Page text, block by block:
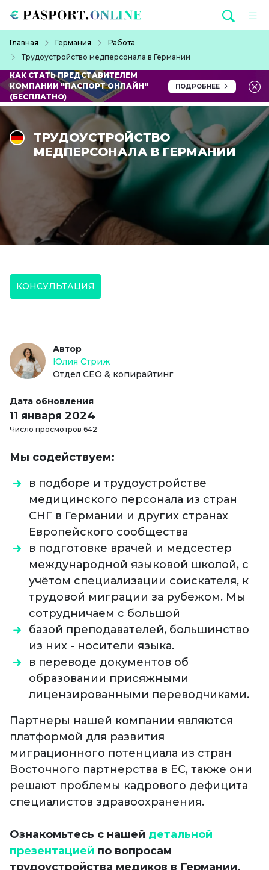
Главная Германия
Работа
Трудоустройство медперсонала в Германии ⠀
КАК СТАТЬ ПРЕДСТАВИТЕЛЕМ
КОМПАНИИ "ПАСПОРТ ОНЛАЙН"
(БЕСПЛАТНО)
ПОДРОБНЕЕ
ТРУДОУСТРОЙСТВО
МЕДПЕРСОНАЛА В ГЕРМАНИИ ⠀
КОНСУЛЬТАЦИЯ
Автор
Юлия Стриж
Отдел СЕО & копирайтинг
Дата обновления
11 января 2024
Число просмотров 642
Мы содействуем:⠀
в подборе и трудоустройстве
медицинского персонала из стран
СНГ в Германии и других странах
Европейского сообщества
в подготовке врачей и медсестер
международной языковой школой, с
учётом специализации соискателя, к
трудовой миграции за рубежом. Мы
сотрудничаем с большой
базой преподавателей, большинство
из них - носители языка.
в переводе документов об
образовании присяжными
лицензированными переводчиками.
Партнеры нашей компании являются
платформой для развития
миграционного потенциала из стран
Восточного партнерства в ЕС, также они
решают проблемы кадрового дефицита
специалистов здравоохранения.
Ознакомьтесь с нашей детальной
презентацией по вопросам
трудоустройства медиков в Германии.